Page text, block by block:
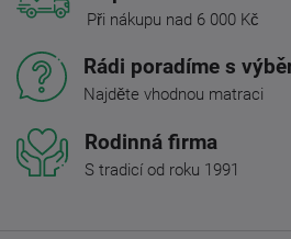
Při nákupu nad 6 000 Kč
Rádi poradíme s
Najděte vhodnou matraci
Rodinná firma
S tradicí od roku 1991